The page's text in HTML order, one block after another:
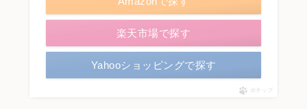
楽天市場で探す
Yahooショッピングで探す
ポチップ